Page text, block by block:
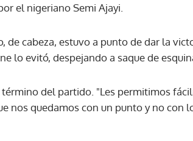
el nigeriano Semi Ajayi.
de cabeza, estuvo a punto de dar la
lo evitó, despejando a saque de
del partido. "Les permitimos
nos quedamos con un punto y no con